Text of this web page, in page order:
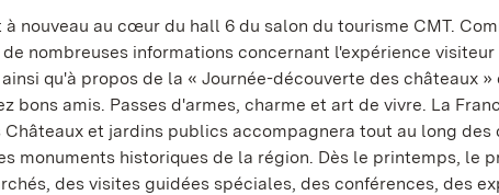
nouveau au cœur du hall 6 du salon du tourisme CMT.
nombreuses informations concernant l'expérience visiteur
qu'à propos de la « Journée-découverte des châteaux »
bons amis. Passes d'armes, charme et art de vivre. La
et jardins publics accompagnera tout au long des
monuments historiques de la région. Dès le printemps, le
des visites guidées spéciales, des conférences, des